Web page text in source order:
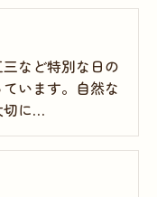
など特別な日の
います。自然な
切に…